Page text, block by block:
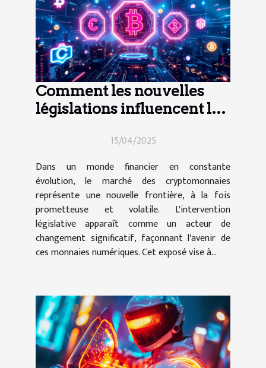
Comment les nouvelles
législations influencent le
cryptomonnaies
15/04/2025
Dans un monde financier en constante
évolution, le marché des cryptomonnaies
représente une nouvelle frontière, à la fois
prometteuse et volatile. L'intervention
législative apparaît comme un acteur de
changement significatif, façonnant l'avenir de
ces monnaies numériques. Cet exposé vise à...